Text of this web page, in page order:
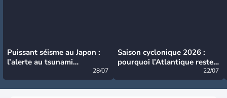
Puissant séisme au Japon :
l’alerte au tsunami
28/07
Saison cyclonique 2026 :
pourquoi l’Atlantique reste
22/07